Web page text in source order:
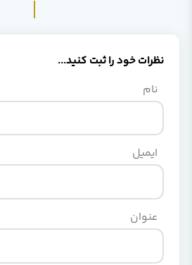
نظرات خود را ثبت کنید...
نام
ایمیل
عنوان